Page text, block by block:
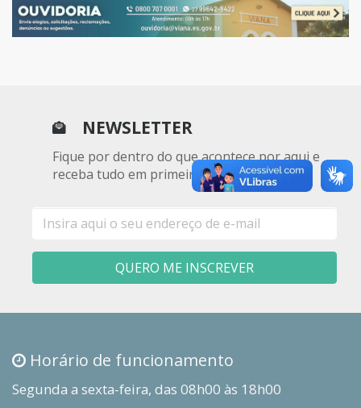
NEWSLETTER
Fique por dentro do que acontece por aqui e
receba tudo em primeira mão
mail
QUERO ME INSCREVER
Horário de funcionamento
Segunda a sexta-feira, das 08h00 às 18h00